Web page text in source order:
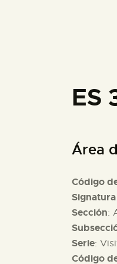
ES
Área
Código
Sección:
Serie:
Código